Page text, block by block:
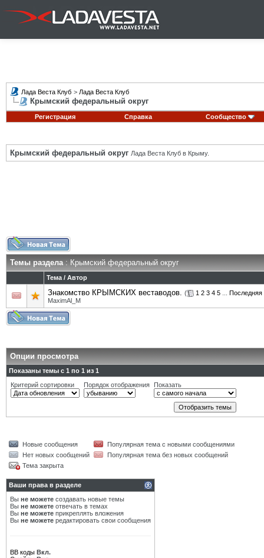
Лада Веста Клуб > Лада Веста Клуб
Крымский федеральный округ
Регистрация Справка Сообщество
Крымский федеральный округ Лада Веста Клуб в Крыму.
Темы раздела: Крымский федеральный округ
Тема / Автор
Знакомство КРЫМСКИХ веставодов. ( 1 2 3 4 5
Последняя
MaximAl_M
Опции просмотра
Показаны темы с 1 по 1 из 1
Критерий сортировки
Порядок отображения Показать
Новые сообщения
Популярная тема с новыми сообщениями
Нет новых сообщений
Популярная тема без новых сообщений
Тема закрыта
Ваши права в разделе
Вы не можете создавать новые темы
Вы не можете отвечать в темах
Вы не можете прикреплять вложения
Вы не можете редактировать свои сообщения
BB коды Вкл.